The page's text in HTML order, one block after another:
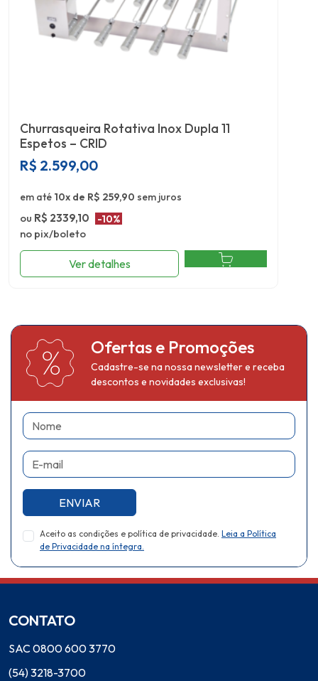
Churrasqueira Rotativa Inox Dupla 11
Espetos – CRID
R$ 2.599,00
em até 10x de R$ 259,90 sem juros
ou R$ 2339,10 -10%
no pix/boleto
Ver detalhes
Ofertas e Promoções
Cadastre-se na nossa newsletter e receba
descontos e novidades exclusivas!
Nome
E-mail
ENVIAR
Aceito as condições e política de privacidade. Leia a Política
de Privacidade na íntegra.
CONTATO
SAC 0800 600 3770
(54) 3218-3700